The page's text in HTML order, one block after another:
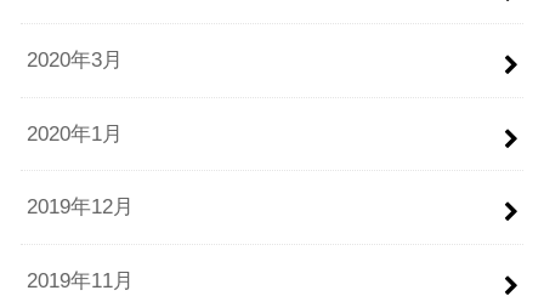
2020年3月
2020年1月
2019年12月
2019年11月